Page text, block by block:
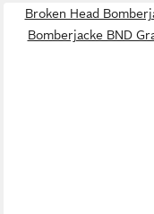
Broken Head
Bomberjacke BND